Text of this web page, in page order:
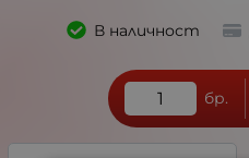
В наличност
бр.